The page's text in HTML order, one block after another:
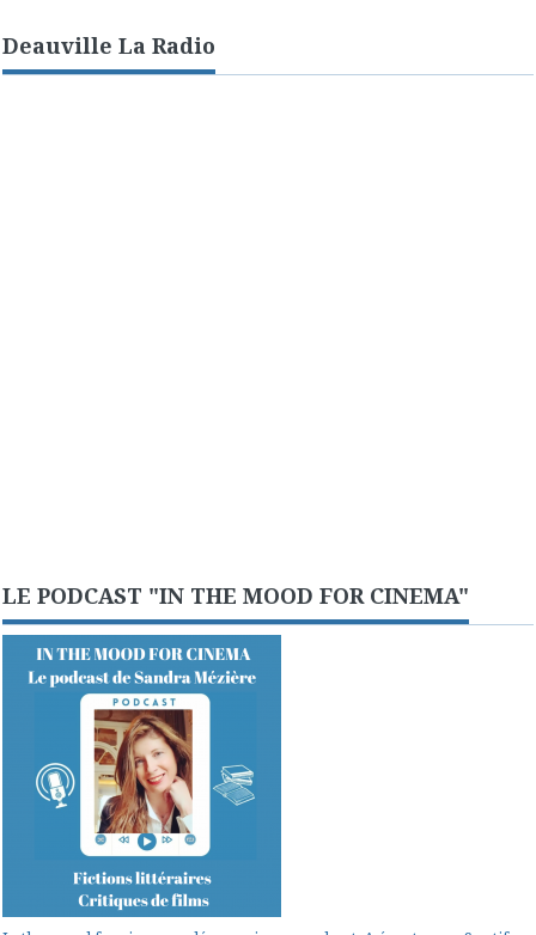
Deauville La Radio
LE PODCAST "IN THE MOOD FOR CINEMA"